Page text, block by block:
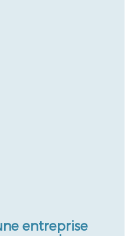
entreprise